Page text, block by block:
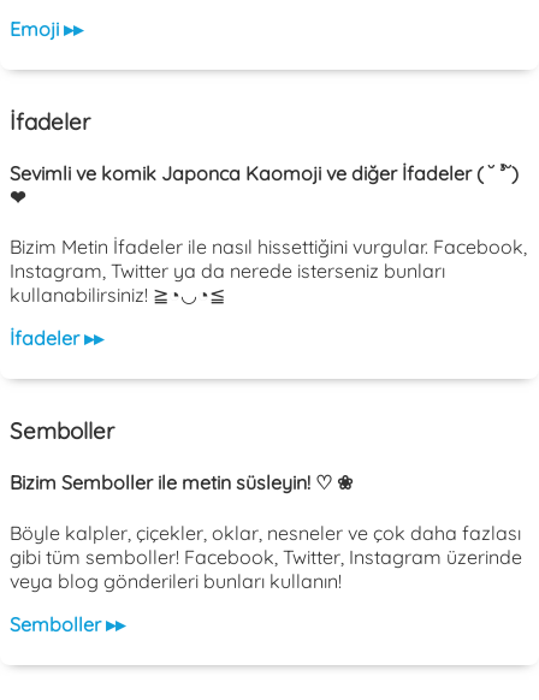
Emoji ▸▸
İfadeler
Sevimli ve komik Japonca Kaomoji ve diğer İfadeler ( ˘ ³˘)
❤
Bizim Metin İfadeler ile nasıl hissettiğini vurgular. Facebook,
Instagram, Twitter ya da nerede isterseniz bunları
kullanabilirsiniz! ≧◔◡◔≦
İfadeler ▸▸
Semboller
Bizim Semboller ile metin süsleyin! ♡ ❀
Böyle kalpler, çiçekler, oklar, nesneler ve çok daha fazlası
gibi tüm semboller! Facebook, Twitter, Instagram üzerinde
veya blog gönderileri bunları kullanın!
Semboller ▸▸